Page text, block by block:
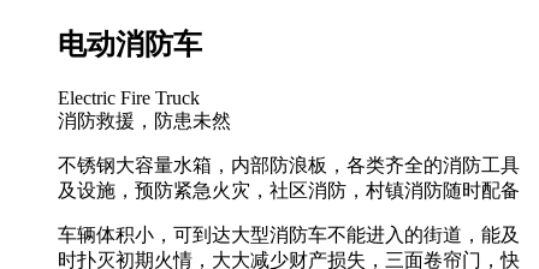
电动消防车
Electric Fire Truck
消防救援，防患未然
不锈钢大容量水箱，内部防浪板，各类齐全的消防工具
及设施，预防紧急火灾，社区消防，村镇消防随时配备
车辆体积小，可到达大型消防车不能进入的街道，能及
时扑灭初期火情，大大减少财产损失，三面卷帘门，快